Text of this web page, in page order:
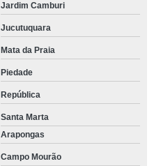
Jardim Camburi
Jucutuquara
Mata da Praia
Piedade
República
Santa Marta
Arapongas
Campo Mourão